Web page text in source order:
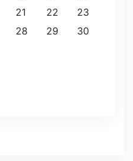
21 22
23
28 29
30